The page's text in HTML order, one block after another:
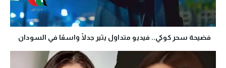
فضيحة سحر كوكي.. فيديو متداول يثير جدلًا واسعًا في السودان